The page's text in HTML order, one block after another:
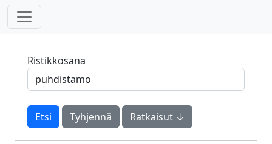
Ristikkosana
Tyhjennä Ratkaisut ↓